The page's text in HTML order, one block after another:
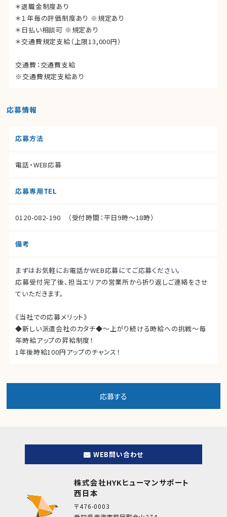
＊退職金制度あり
＊１年毎の評価制度あり ※規定あり
＊日払い相談可 ※規定あり
＊交通費規定支給（上限13,000円）
交通費：交通費支給
※交通費規定支給あり
応募情報
応募方法
電話・WEB応募
応募専用TEL
0120-082-190 （受付時間：平日9時～18時）
備考
まずはお気軽にお電話かWEB応募にてご応募ください。
応募受付完了後、担当エリアの営業所から折り返しご連絡をさせ
ていただきます。
《当社での応募メリット》
◆新しい派遣会社のカタチ◆～上がり続ける時給への挑戦～毎
年時給アップの昇給制度！
1年後時給100円アップのチャンス！
WEB問い合わせ
株式会社HYKヒューマンサポート
西日本
〒476-0003